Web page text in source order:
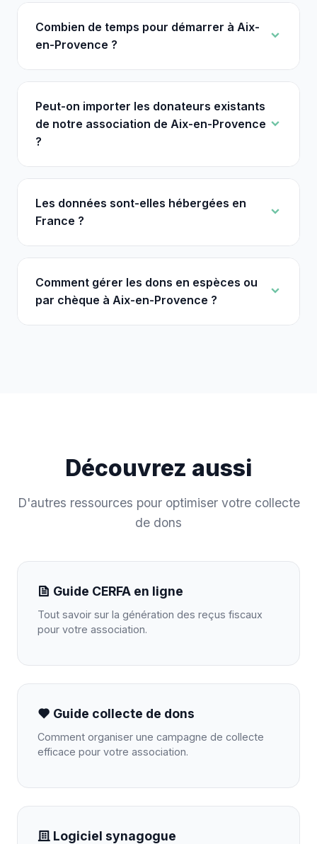
Combien de temps pour démarrer à Aix-
en-Provence ?
Peut-on importer les donateurs existants
de notre association de Aix-en-Provence
?
Les données sont-elles hébergées en
France ?
Comment gérer les dons en espèces ou
par chèque à Aix-en-Provence ?
Découvrez aussi
D'autres ressources pour optimiser votre collecte
de dons
Guide CERFA en ligne
Tout savoir sur la génération des reçus fiscaux
pour votre association.
Guide collecte de dons
Comment organiser une campagne de collecte
efficace pour votre association.
Logiciel synagogue